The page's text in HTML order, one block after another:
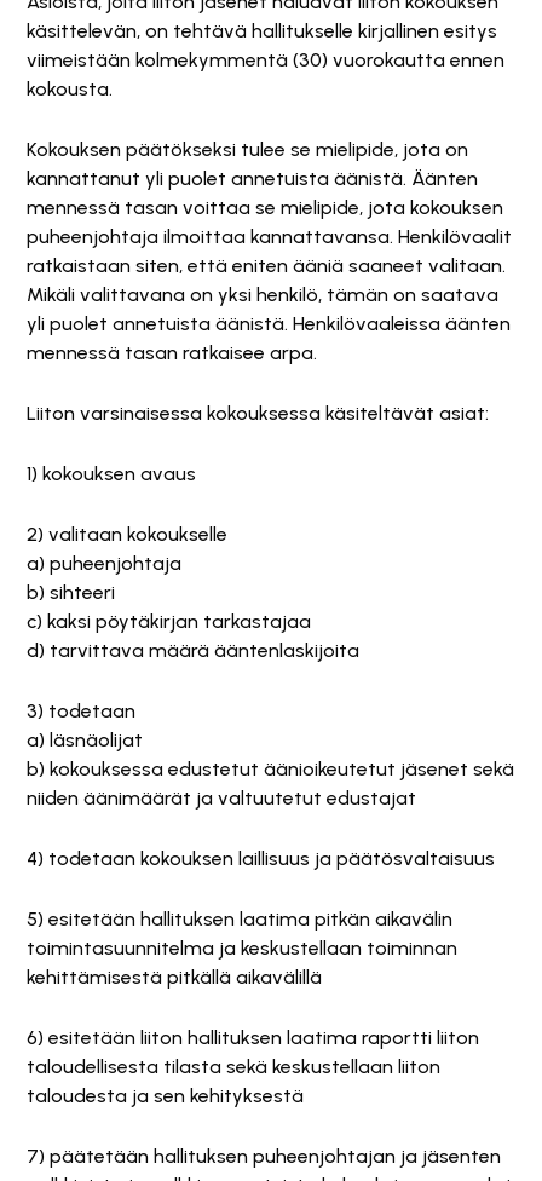
käsittelevän, on tehtävä hallitukselle kirjallinen esitys
viimeistään kolmekymmentä (30) vuorokautta ennen
kokousta.
Kokouksen päätökseksi tulee se mielipide, jota on
kannattanut yli puolet annetuista äänistä. Äänten
mennessä tasan voittaa se mielipide, jota kokouksen
puheenjohtaja ilmoittaa kannattavansa. Henkilövaalit
ratkaistaan siten, että eniten ääniä saaneet valitaan.
Mikäli valittavana on yksi henkilö, tämän on saatava
yli puolet annetuista äänistä. Henkilövaaleissa äänten
mennessä tasan ratkaisee arpa.
Liiton varsinaisessa kokouksessa käsiteltävät asiat:
1) kokouksen avaus
2) valitaan kokoukselle
a) puheenjohtaja
b) sihteeri
c) kaksi pöytäkirjan tarkastajaa
d) tarvittava määrä ääntenlaskijoita
3) todetaan
a) läsnäolijat
b) kokouksessa edustetut äänioikeutetut jäsenet sekä
niiden äänimäärät ja valtuutetut edustajat
4) todetaan kokouksen laillisuus ja päätösvaltaisuus
5) esitetään hallituksen laatima pitkän aikavälin
toimintasuunnitelma ja keskustellaan toiminnan
kehittämisestä pitkällä aikavälillä
6) esitetään liiton hallituksen laatima raportti liiton
taloudellisesta tilasta sekä keskustellaan liiton
taloudesta ja sen kehityksestä
7) päätetään hallituksen puheenjohtajan ja jäsenten